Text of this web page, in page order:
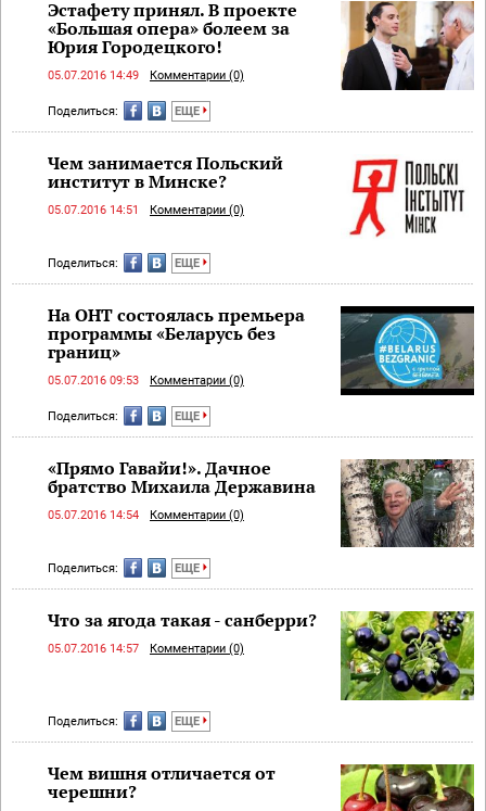
Эстафету принял. В проекте
«Большая опера» болеем за
Юрия Городецкого!
05.07.2016 14:49 Комментарии (0)
Поделиться: ЕЩЕ
Чем занимается Польский
институт в Минске?
05.07.2016 14:51 Комментарии (0)
Поделиться: ЕЩЕ
На ОНТ состоялась премьера
программы «Беларусь без
границ»
05.07.2016 09:53 Комментарии (0)
Поделиться: ЕЩЕ
«Прямо Гавайи!». Дачное
братство Михаила Державина
05.07.2016 14:54 Комментарии (0)
Поделиться: ЕЩЕ
Что за ягода такая - санберри?
05.07.2016 14:57 Комментарии (0)
Поделиться: ЕЩЕ
Чем вишня отличается от
черешни?